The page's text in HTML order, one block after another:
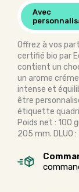
Avec
Offrez à vos
certifié bio par
contient un
un arome
intense et
être
étiquette
Poids net : 100
205 mm. DLUO